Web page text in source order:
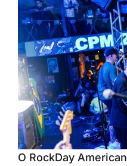
O RockDay